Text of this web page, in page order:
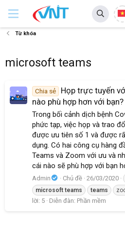
Từ khóa
microsoft teams
Chia sẻ
Họp trực tuyến
nào phù hợp hơn với bạn?
Trong bối cảnh dịch bệnh
phức tạp, việc họp và trao
được ưu tiên số 1 và được
dụng. Có hai công cụ hàng
Teams và Zoom với ưu và
cái nào sẽ phù hợp với bạn
Admin Chủ đề 26/03/2020
microsoft teams teams
lời: 5
Diễn đàn: Phần mềm